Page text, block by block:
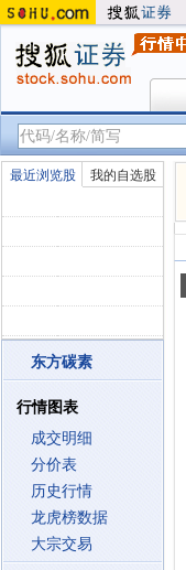
最近浏览股 我的自选股
东方碳素
行情图表
成交明细
分价表
历史行情
龙虎榜数据
大宗交易